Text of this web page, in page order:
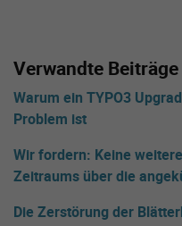
Verwandte Beiträge
Warum ein TYPO3
Problem ist
Wir fordern: Keine
Zeitraums über die
Die Zerstörung der